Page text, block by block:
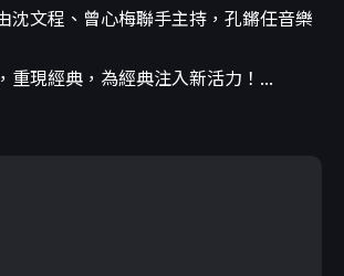
沈文程、曾心梅聯手主持，孔鏘任音樂
重現經典，為經典注入新活力！...